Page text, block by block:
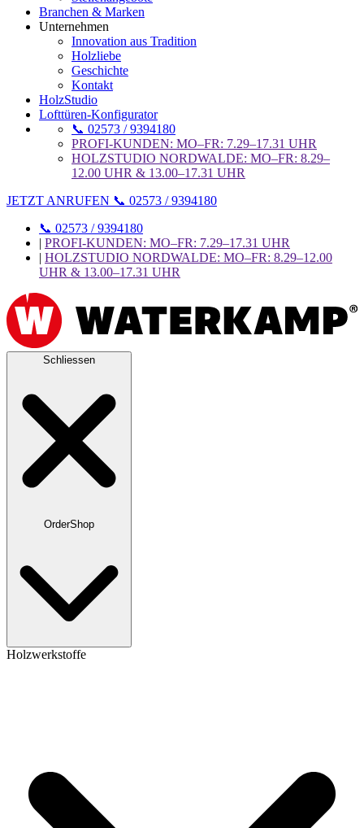
Branchen & Marken
Unternehmen
Innovation aus Tradition
Holzliebe
Geschichte
Kontakt
HolzStudio
Lofttüren-Konfigurator
📞 02573 / 9394180
PROFI-KUNDEN: MO–FR: 7.29–17.31 UHR
HOLZSTUDIO NORDWALDE: MO–FR: 8.29–
12.00 UHR & 13.00–17.31 UHR
JETZT ANRUFEN 📞 02573 / 9394180
📞 02573 / 9394180
| PROFI-KUNDEN: MO–FR: 7.29–17.31 UHR
| HOLZSTUDIO NORDWALDE: MO–FR: 8.29–12.00
UHR & 13.00–17.31 UHR
Schliessen
OrderShop
Holzwerkstoffe